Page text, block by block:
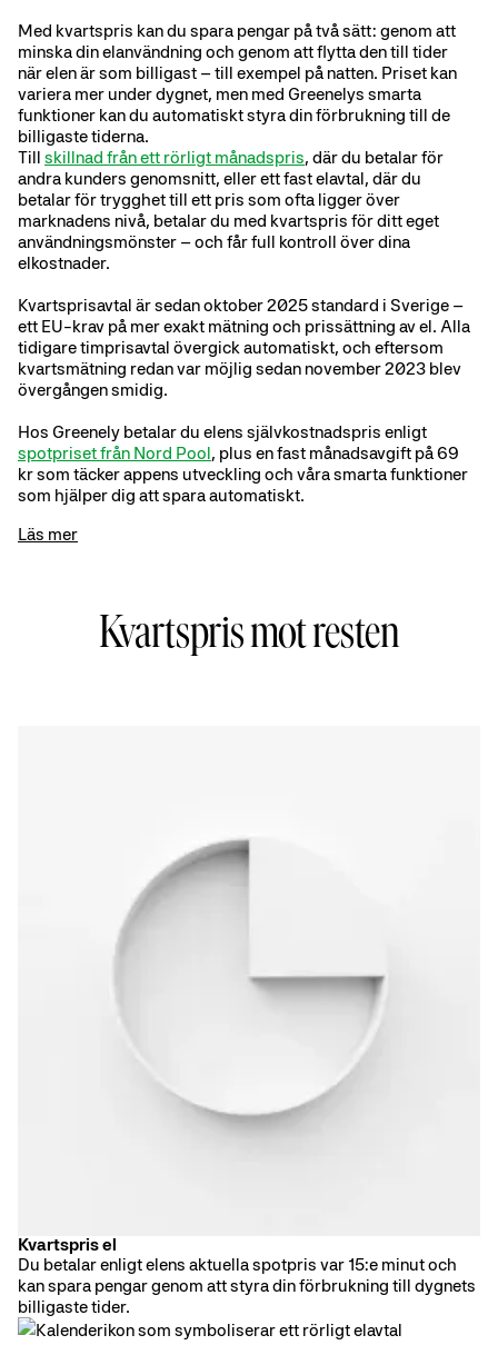
Med kvartspris kan du spara pengar på två sätt: genom att
minska din elanvändning och genom att flytta den till tider
när elen är som billigast – till exempel på natten. Priset kan
variera mer under dygnet, men med Greenelys smarta
funktioner kan du automatiskt styra din förbrukning till de
billigaste tiderna.
Till skillnad från ett rörligt månadspris, där du betalar för
andra kunders genomsnitt, eller ett fast elavtal, där du
betalar för trygghet till ett pris som ofta ligger över
marknadens nivå, betalar du med kvartspris för ditt eget
användningsmönster – och får full kontroll över dina
elkostnader.
Kvartsprisavtal är sedan oktober 2025 standard i Sverige –
ett EU-krav på mer exakt mätning och prissättning av el. Alla
tidigare timprisavtal övergick automatiskt, och eftersom
kvartsmätning redan var möjlig sedan november 2023 blev
övergången smidig.
Hos Greenely betalar du elens självkostnadspris enligt
spotpriset från Nord Pool, plus en fast månadsavgift på 69
kr som täcker appens utveckling och våra smarta funktioner
som hjälper dig att spara automatiskt.
Läs mer
Kvartspris mot resten
Timprisavtal
Kvartspris el
Du betalar enligt elens aktuella spotpris var 15:e minut och
kan spara pengar genom att styra din förbrukning till dygnets
billigaste tider.